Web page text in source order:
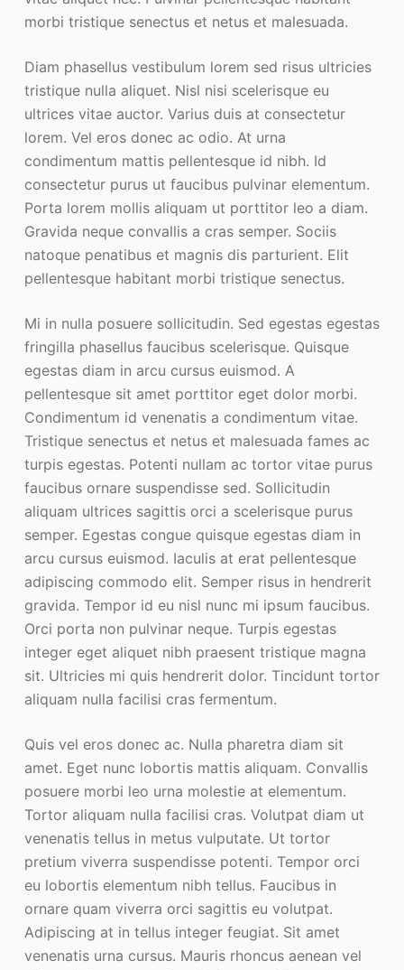
morbi tristique senectus et netus et malesuada.
Diam phasellus vestibulum lorem sed risus ultricies
tristique nulla aliquet. Nisl nisi scelerisque eu
ultrices vitae auctor. Varius duis at consectetur
lorem. Vel eros donec ac odio. At urna
condimentum mattis pellentesque id nibh. Id
consectetur purus ut faucibus pulvinar elementum.
Porta lorem mollis aliquam ut porttitor leo a diam.
Gravida neque convallis a cras semper. Sociis
natoque penatibus et magnis dis parturient. Elit
pellentesque habitant morbi tristique senectus.
Mi in nulla posuere sollicitudin. Sed egestas egestas
fringilla phasellus faucibus scelerisque. Quisque
egestas diam in arcu cursus euismod. A
pellentesque sit amet porttitor eget dolor morbi.
Condimentum id venenatis a condimentum vitae.
Tristique senectus et netus et malesuada fames ac
turpis egestas. Potenti nullam ac tortor vitae purus
faucibus ornare suspendisse sed. Sollicitudin
aliquam ultrices sagittis orci a scelerisque purus
semper. Egestas congue quisque egestas diam in
arcu cursus euismod. Iaculis at erat pellentesque
adipiscing commodo elit. Semper risus in hendrerit
gravida. Tempor id eu nisl nunc mi ipsum faucibus.
Orci porta non pulvinar neque. Turpis egestas
integer eget aliquet nibh praesent tristique magna
sit. Ultricies mi quis hendrerit dolor. Tincidunt tortor
aliquam nulla facilisi cras fermentum.
Quis vel eros donec ac. Nulla pharetra diam sit
amet. Eget nunc lobortis mattis aliquam. Convallis
posuere morbi leo urna molestie at elementum.
Tortor aliquam nulla facilisi cras. Volutpat diam ut
venenatis tellus in metus vulputate. Ut tortor
pretium viverra suspendisse potenti. Tempor orci
eu lobortis elementum nibh tellus. Faucibus in
ornare quam viverra orci sagittis eu volutpat.
Adipiscing at in tellus integer feugiat. Sit amet
venenatis urna cursus. Mauris rhoncus aenean vel